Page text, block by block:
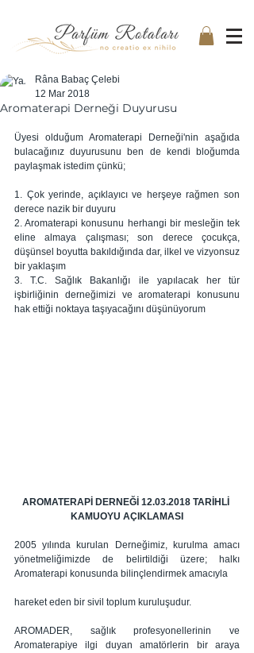
Aromaterapi Derneği Duyurusu
Râna Babaç Çelebi
12 Mar 2018
Üyesi olduğum Aromaterapi Derneği'nin aşağıda
bulacağınız duyurusunu ben de kendi bloğumda
paylaşmak istedim çünkü;
1. Çok yerinde, açıklayıcı ve herşeye rağmen son
derece nazik bir duyuru
2. Aromaterapi konusunu herhangi bir mesleğin tek
eline almaya çalışması; son derece çocukça,
düşünsel boyutta bakıldığında dar, ilkel ve vizyonsuz
bir yaklaşım
3. T.C. Sağlık Bakanlığı ile yapılacak her tür
işbirliğinin derneğimizi ve aromaterapi konusunu
hak ettiği noktaya taşıyacağını düşünüyorum
AROMATERAPİ DERNEĞİ 12.03.2018 TARİHLİ
KAMUOYU AÇIKLAMASI
2005 yılında kurulan Derneğimiz, kurulma amacı
yönetmeliğimizde de belirtildiği üzere; halkı
Aromaterapi konusunda bilinçlendirmek amacıyla
hareket eden bir sivil toplum kuruluşudur.
AROMADER, sağlık profesyonellerinin ve
Aromaterapiye ilgi duyan amatörlerin bir araya